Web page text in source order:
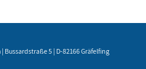
5 | D-82166 Gräfelfing